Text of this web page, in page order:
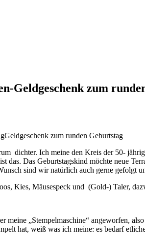
Geldgeschenk zum
Geldgeschenk zum runden Geburtstag
dichter. Ich meine den Kreis der 50-
das. Das Geburtstagskind möchte neue
sind wir natürlich auch gerne gefolgt
Kies, Mäusespeck und (Gold-) Taler,
meine „Stempelmaschine“ angeworfen,
hat, weiß was ich meine: es bedarf